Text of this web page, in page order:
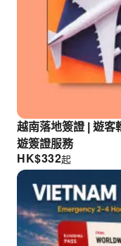
越南落地簽證 | 遊客
遊簽證服務
HK$332起